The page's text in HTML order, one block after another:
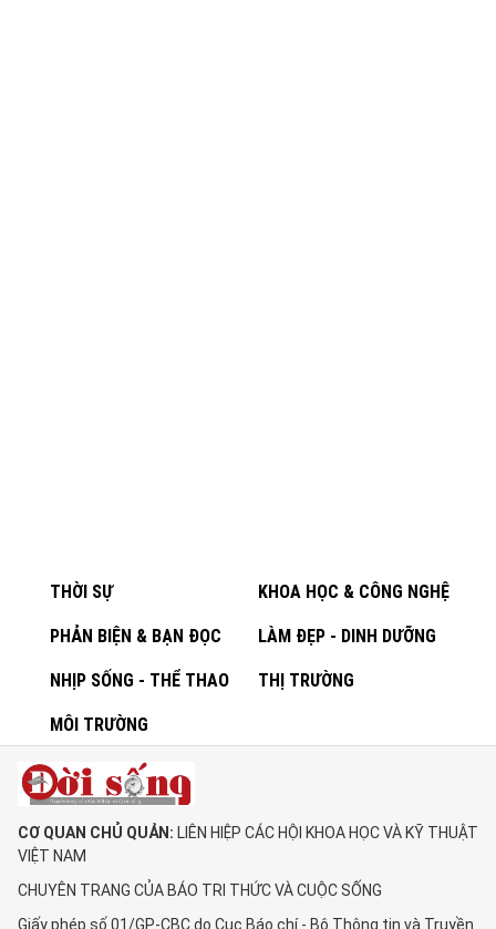
THỜI SỰ KHOA HỌC & CÔNG NGHỆ
PHẢN BIỆN & BẠN ĐỌC LÀM ĐẸP - DINH DƯỠNG
NHỊP SỐNG - THỂ THAO THỊ TRƯỜNG
MÔI TRƯỜNG
CƠ QUAN CHỦ QUẢN: LIÊN HIỆP CÁC HỘI KHOA HỌC VÀ KỸ THUẬT
VIỆT NAM
CHUYÊN TRANG CỦA BÁO TRI THỨC VÀ CUỘC SỐNG
Giấy phép số 01/GP-CBC do Cục Báo chí - Bộ Thông tin và Truyền